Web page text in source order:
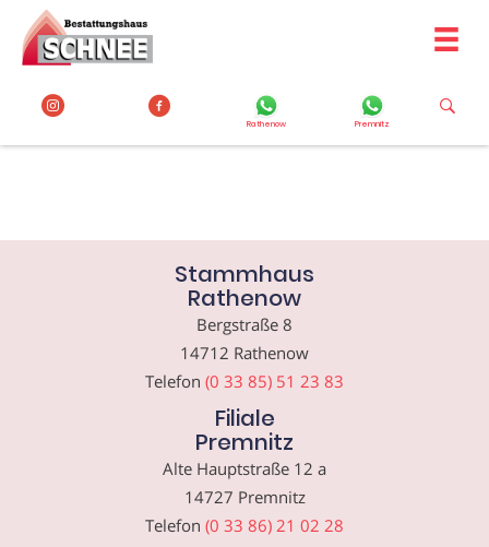
Inhalt
springen
Rathenow Premnitz
Stammhaus
Rathenow
Bergstraße 8
14712 Rathenow
Telefon (0 33 85) 51 23 83
Filiale
Premnitz
Alte Hauptstraße 12 a
14727 Premnitz
Telefon (0 33 86) 21 02 28